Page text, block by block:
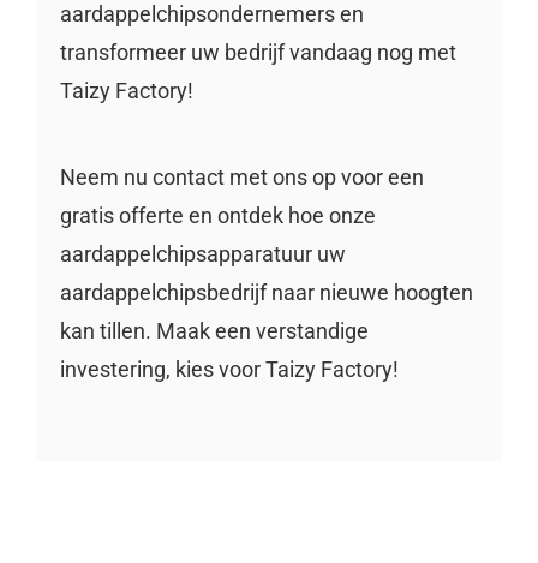
aardappelchipsondernemers en
transformeer uw bedrijf vandaag nog met
Taizy Factory!
Neem nu contact met ons op voor een
gratis offerte en ontdek hoe onze
aardappelchipsapparatuur uw
aardappelchipsbedrijf naar nieuwe hoogten
kan tillen. Maak een verstandige
investering, kies voor Taizy Factory!